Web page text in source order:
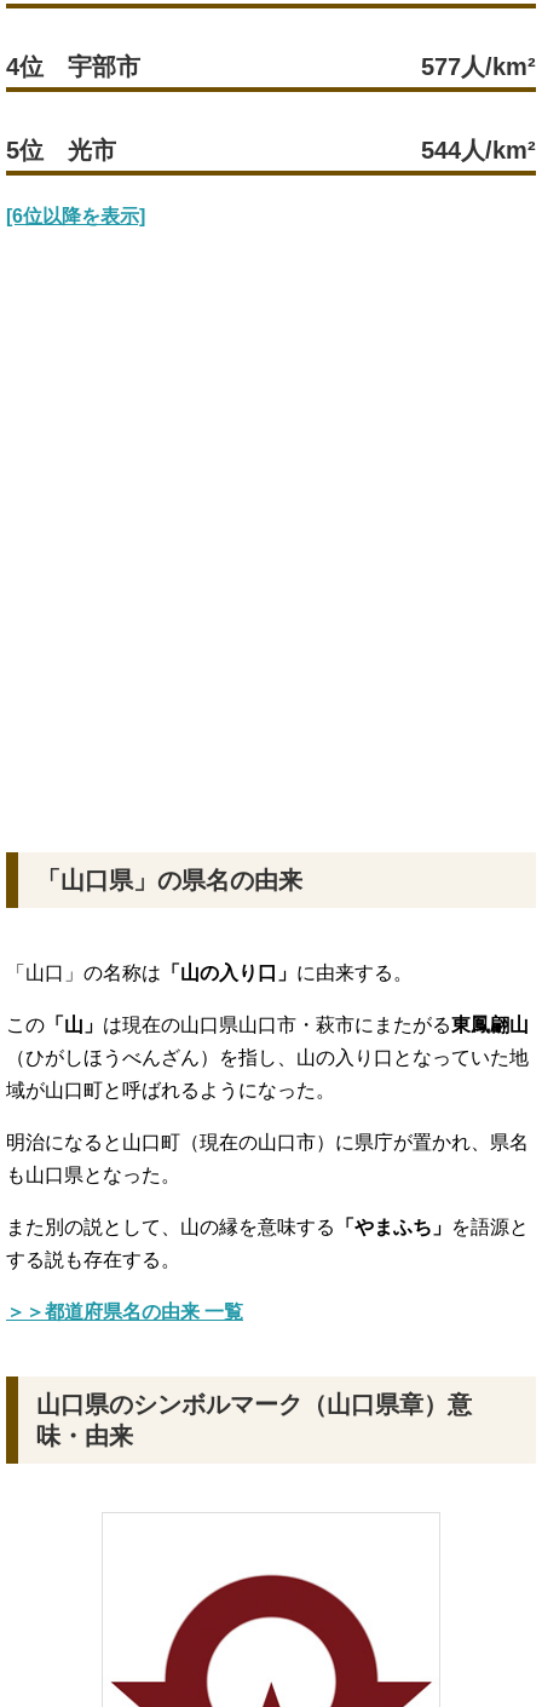
4位 宇部市 577人/km²
5位 光市 544人/km²
[6位以降を表示]
「山口県」の県名の由来
「山口」の名称は 「山の入り口」 に由来する。
この 「山」 は現在の山口県山口市・萩市にまたがる東鳳翩山
（ひがしほうべんざん）を指し、山の入り口となっていた地
域が山口町と呼ばれるようになった。
明治になると山口町（現在の山口市）に県庁が置かれ、県名
も山口県となった。
また別の説として、山の縁を意味する 「やまふち」 を語源と
する説も存在する。
＞＞都道府県名の由来 一覧
山口県のシンボルマーク（山口県章）意
味・由来